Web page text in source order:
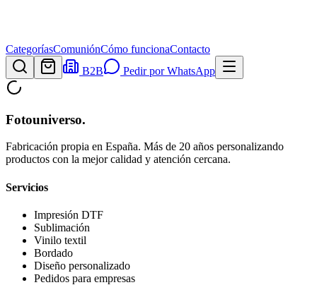
CategoríasComuniónCómo funcionaContacto
B2B
Pedir por WhatsApp
Fotouniverso.
Fabricación propia en España. Más de 20 años personalizando
productos con la mejor calidad y atención cercana.
Servicios
Impresión DTF
Sublimación
Vinilo textil
Bordado
Diseño personalizado
Pedidos para empresas